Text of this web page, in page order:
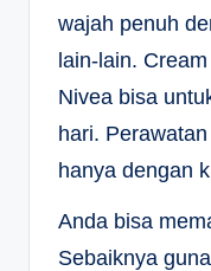
wajah penuh
lain-lain.
Nivea bisa
hari.
hanya dengan
Anda bisa
Sebaiknya